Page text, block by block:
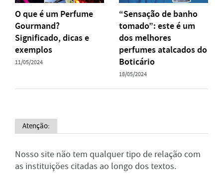
O que é um Perfume
Gourmand?
Significado, dicas e
exemplos
11/05/2024
“Sensação de banho
tomado”: este é um
dos melhores
perfumes atalcados do
Boticário
18/05/2024
Atenção:
Nosso site não tem qualquer tipo de relação com
as instituições citadas ao longo dos textos.